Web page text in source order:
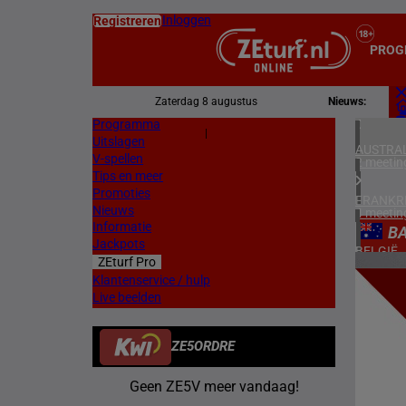
RegistrerenInloggen
Zaterdag 8 augustus Nieuws:
Programma
Uitslagen
V-spellen
Tips en meer
Promoties
Nieuws
Informatie
Jackpots
ZEturf Pro
Klantenservice / hulp
Live beelden
ZE5ORDRE
Geen ZE5V meer vandaag!
2
4
BELGIË
ZWEDEN
2
6
14/04/